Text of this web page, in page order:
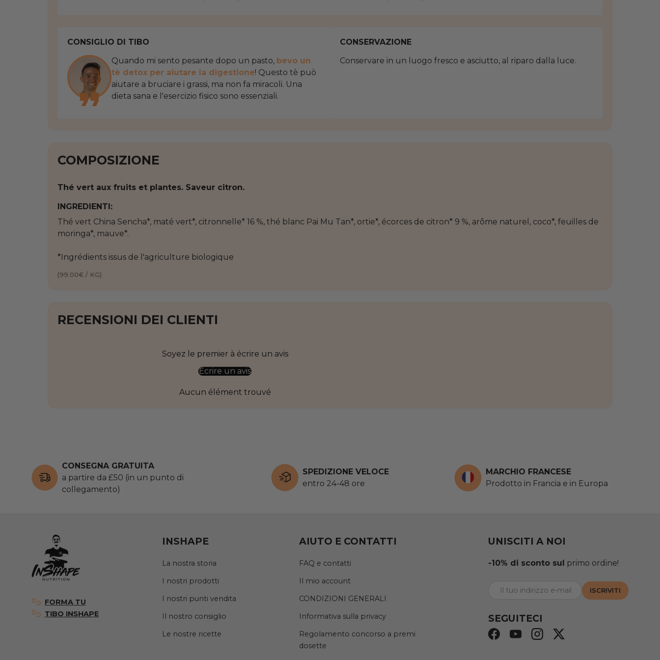
CONSIGLIO DI TIBO
Quando mi sento pesante dopo un pasto, bevo un
tè detox per aiutare la digestione! Questo tè può
aiutare a bruciare i grassi, ma non fa miracoli. Una
dieta sana e l'esercizio fisico sono essenziali.
CONSERVAZIONE
Conservare in un luogo fresco e asciutto, al riparo dalla luce.
COMPOSIZIONE
Thé vert aux fruits et plantes. Saveur citron.
INGREDIENTI:
Thé vert China Sencha*, maté vert*, citronnelle* 16 %, thé blanc Pai Mu Tan*, ortie*, écorces de citron* 9 %, arôme naturel, coco*, feuilles de
moringa*, mauve*.
*Ingrédients issus de l'agriculture biologique
(99.00€ / KG)
RECENSIONI DEI CLIENTI
Soyez le premier à écrire un avis
Écrire un avis
Aucun élément trouvé
CONSEGNA GRATUITA
a partire da £50 (in un punto di
collegamento)
SPEDIZIONE VELOCE
entro 24-48 ore
MARCHIO FRANCESE
Prodotto in Francia e in Europa
FORMA TU
TIBO INSHAPE
INSHAPE
La nostra storia
I nostri prodotti
I nostri punti vendita
Il nostro consiglio
Le nostre ricette
AIUTO E CONTATTI
FAQ e contatti
Il mio account
CONDIZIONI GENERALI
Informativa sulla privacy
Regolamento concorso a premi
dosette
UNISCITI A NOI
-10% di sconto sul primo ordine!
E-mail ISCRIVITI
SEGUITECI
Facebook
YouTubeInstagram
Twitter